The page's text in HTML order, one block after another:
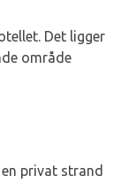
Det ligger
område
privat strand